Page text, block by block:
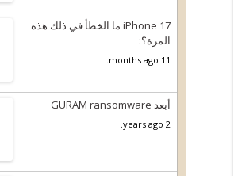
iPhone 17 ما الخطأ في ذلك هذه
المرة؟:
11 months ago.
أبعد GURAM ransomware
2 years ago.